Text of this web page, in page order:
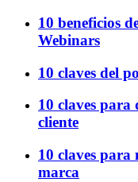
10 beneficios
Webinars
10 claves del
10 claves para
cliente
10 claves para
marca